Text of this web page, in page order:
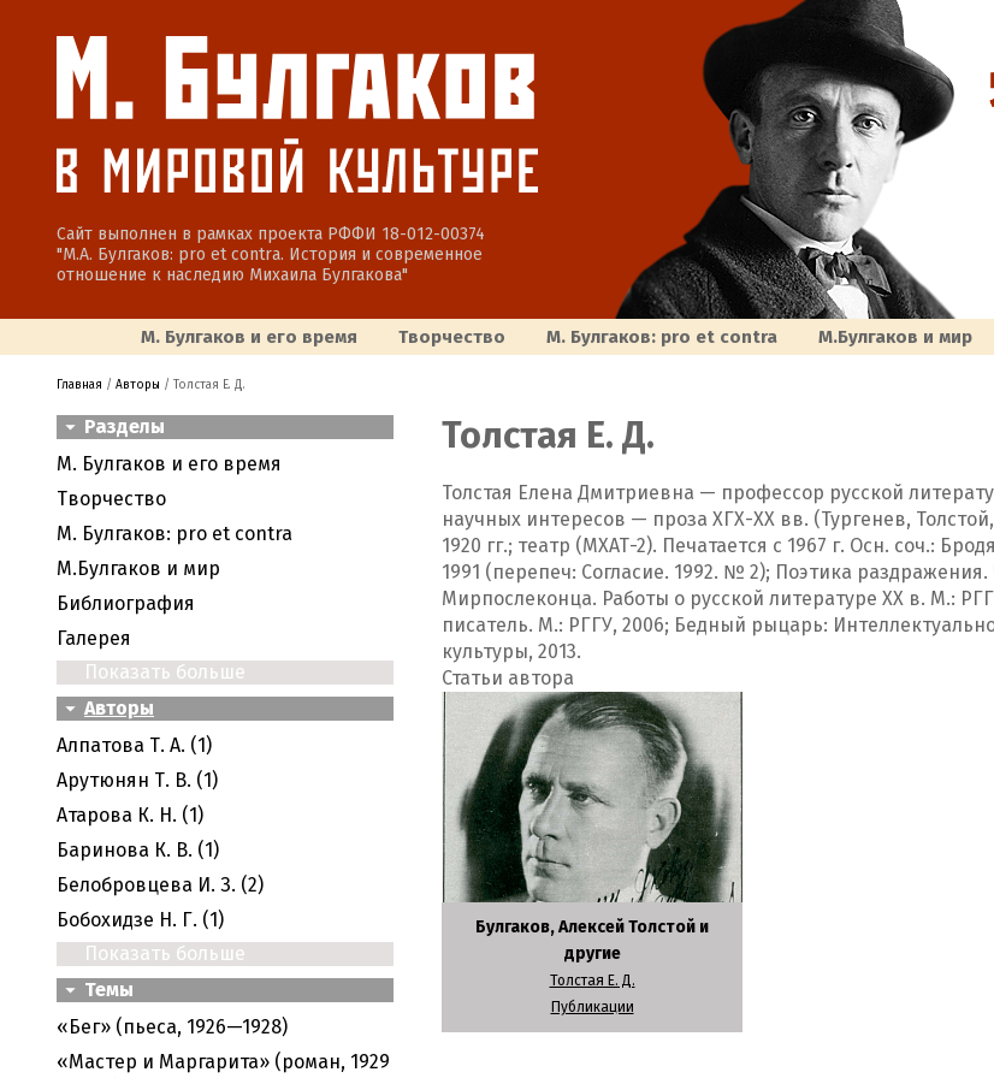
Сайт выполнен в рамках проекта РФФИ 18-012-00374
"М.А. Булгаков: pro et contra. История и современное
отношение к наследию Михаила Булгакова"
М. Булгаков и его время Творчество М. Булгаков: pro et contra M.Булгаков и мир
Главная / Авторы / Толстая Е. Д.
Разделы
М. Булгаков и его время
Творчество
М. Булгаков: pro et contra
M.Булгаков и мир
Библиография
Галерея
Показать больше
Авторы
Алпатова Т. А. (1)
Арутюнян Т. В. (1)
Атарова К. Н. (1)
Баринова К. В. (1)
Белобровцева И. З. (2)
Бобохидзе Н. Г. (1)
Показать больше
Темы
«Бег» (пьеса, 1926—1928)
«Мастер и Маргарита» (роман, 1929
Толстая Е. Д.
Толстая Елена Дмитриевна — профессор русской
научных интересов — проза ХГХ-ХХ вв. (Тургенев,
1920 гг.; театр (МХАТ-2). Печатается с 1967 г. Осн. соч.:
1991 (перепеч: Согласие. 1992. № 2); Поэтика
Мирпослеконца. Работы о русской литературе ХХ в. М.:
писатель. М.: РГГУ, 2006; Бедный рыцарь:
культуры, 2013.
Статьи автора
Булгаков, Алексей Толстой и
другие
Толстая Е. Д.
Публикации